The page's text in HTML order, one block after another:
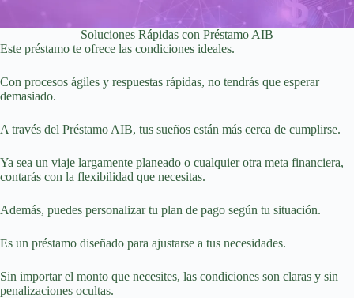
Soluciones Rápidas con Préstamo AIB
Este préstamo te ofrece las condiciones ideales.
Con procesos ágiles y respuestas rápidas, no tendrás que esperar
demasiado.
A través del Préstamo AIB, tus sueños están más cerca de cumplirse.
Ya sea un viaje largamente planeado o cualquier otra meta financiera,
contarás con la flexibilidad que necesitas.
Además, puedes personalizar tu plan de pago según tu situación.
Es un préstamo diseñado para ajustarse a tus necesidades.
Sin importar el monto que necesites, las condiciones son claras y sin
penalizaciones ocultas.